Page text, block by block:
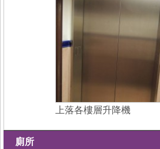
上落各樓層升降機
廁所